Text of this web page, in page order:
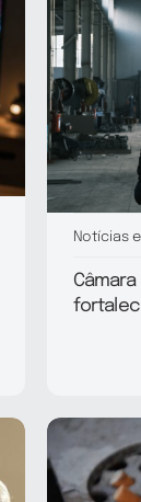
Notícias